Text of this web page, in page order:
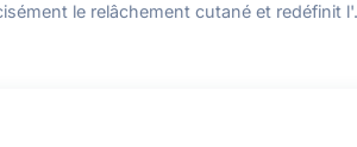
le relâchement cutané et redéfinit